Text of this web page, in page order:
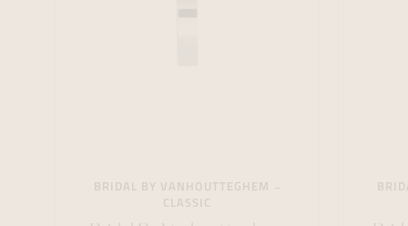
BRIDAL BY VANHOUTTEGHEM
CLASSIC